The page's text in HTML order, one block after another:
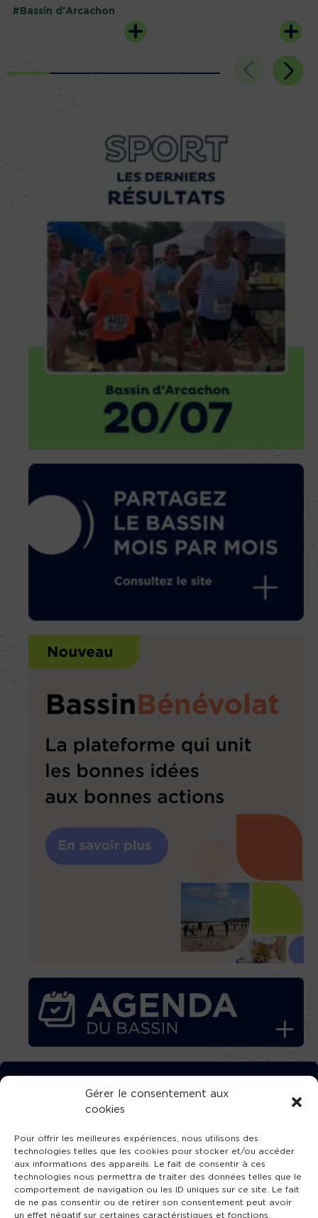
Gérer le consentement aux
cookies
Pour offrir les meilleures expériences, nous utilisons des
technologies telles que les cookies pour stocker et/ou accéder
aux informations des appareils. Le fait de consentir à ces
technologies nous permettra de traiter des données telles que le
comportement de navigation ou les ID uniques sur ce site. Le fait
de ne pas consentir ou de retirer son consentement peut avoir
un effet négatif sur certaines caractéristiques et fonctions.
#Bassin d'Arcachon
TÉLÉCHARGEZ GRATUITEMENT
L’APPLICATION TVBA !
SUIVEZ-NOUS !